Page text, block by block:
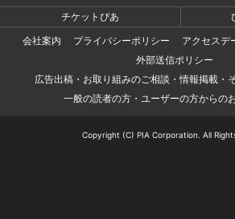
チケットぴあ
会社案内
プライバシーポリシー
アクセスデ
外部送信ポリシー
広告出稿・お取り組みのご相談・情報掲載・
一般の読者の方・ユーザーの方からの
Copyright (C) PIA Corporation. All